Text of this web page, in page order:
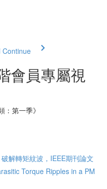
Continue
會員專屬視
第一季》
解轉矩紋波，IEEE期刊論文
Torque Ripples in a PM